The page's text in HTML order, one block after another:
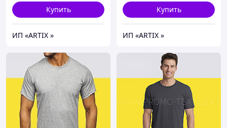
Купить
ИП «ARTIX »
Купить
ИП «ARTIX »